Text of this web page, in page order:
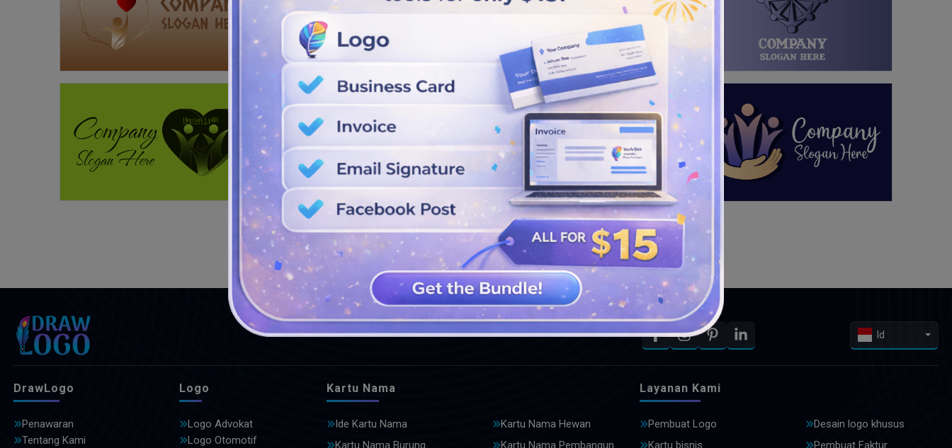
LIHAT DESAIN LEBIH LANJUT
Id
DrawLogo
Penawaran
Tentang Kami
Logo
Logo Advokat
Logo Otomotif
Kartu Nama
Ide Kartu Nama
Kartu Nama Hewan
Kartu Nama Burung
Kartu Nama Pembangun
Layanan Kami
Pembuat Logo
Desain logo khusus
Kartu bisnis
Pembuat Faktur